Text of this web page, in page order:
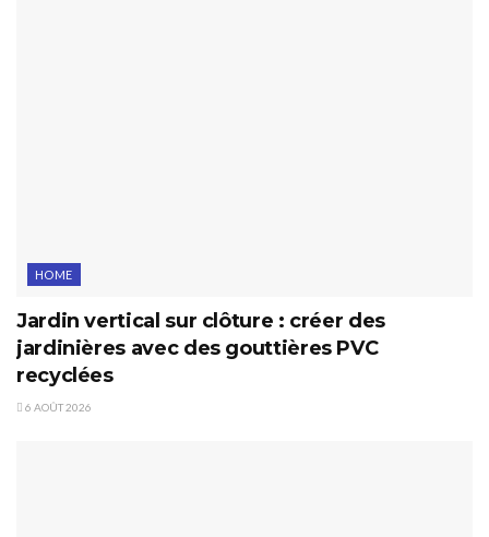
HOME
Jardin vertical sur clôture : créer des
jardinières avec des gouttières PVC
recyclées
6 AOÛT 2026